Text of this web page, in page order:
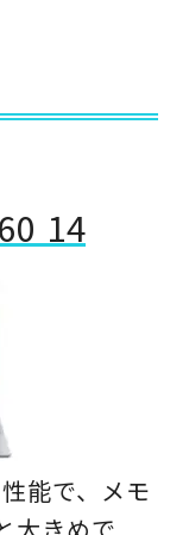
14
能で、メモ
大きめで